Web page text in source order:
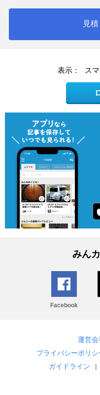
見
表示： ス
みん
Facebook
運営会
プライバシーポリシ
ガイドライン
|